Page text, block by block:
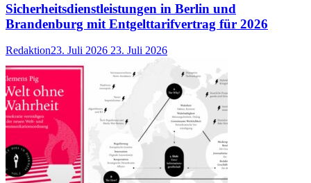
Sicherheitsdienstleistungen in Berlin und
Brandenburg mit Entgelttarifvertrag für 2026
Redaktion23. Juli 2026 23. Juli 2026